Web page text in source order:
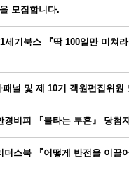
모집합니다.
세기북스 『딱 100일만 미쳐
널 및 제 10기 객원편집위원
경비피 『불타는 투혼』 당첨
더스북 『어떻게 반전을 이끌